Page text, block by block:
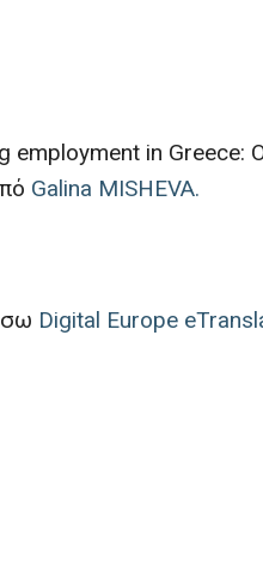
employment in
Galina MISHEVA.
Digital Europe